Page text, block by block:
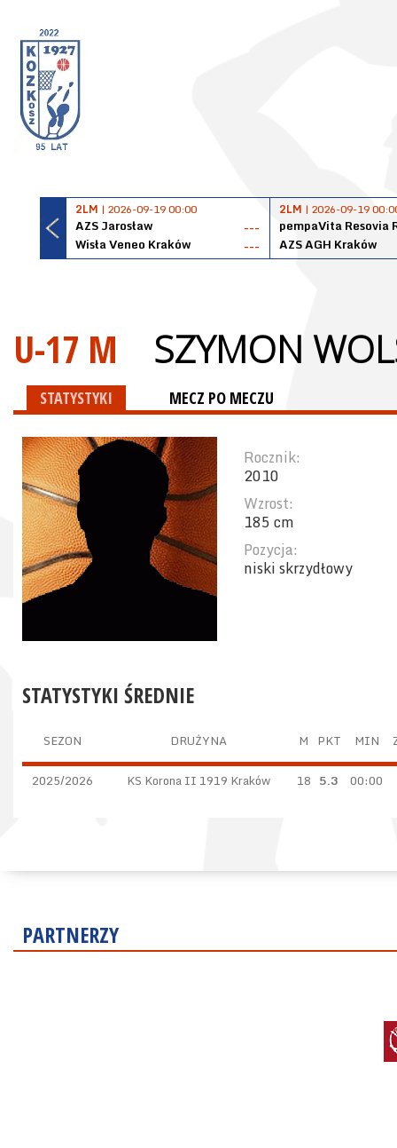
2LM | 2026-09-19 00:00
AZS Jarosław
---
Wisła Veneo Kraków
---
2LM | 2026-09-19
pempaVita Resovia
AZS AGH Kraków
U-17 M SZYMON
STATYSTYKI MECZ PO MECZU
Rocznik:
2010
Wzrost:
185 cm
Pozycja:
niski skrzydłowy
STATYSTYKI ŚREDNIE
SEZON DRUŻYNA M PKT MIN
2025/2026 KS Korona II 1919 Kraków 18 5.3 00:00
PARTNERZY